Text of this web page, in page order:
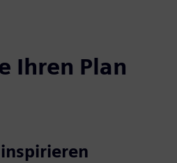
Ihren Plan
inspirieren